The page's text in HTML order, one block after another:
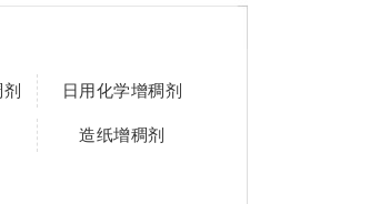
日用化学增稠剂
造纸增稠剂